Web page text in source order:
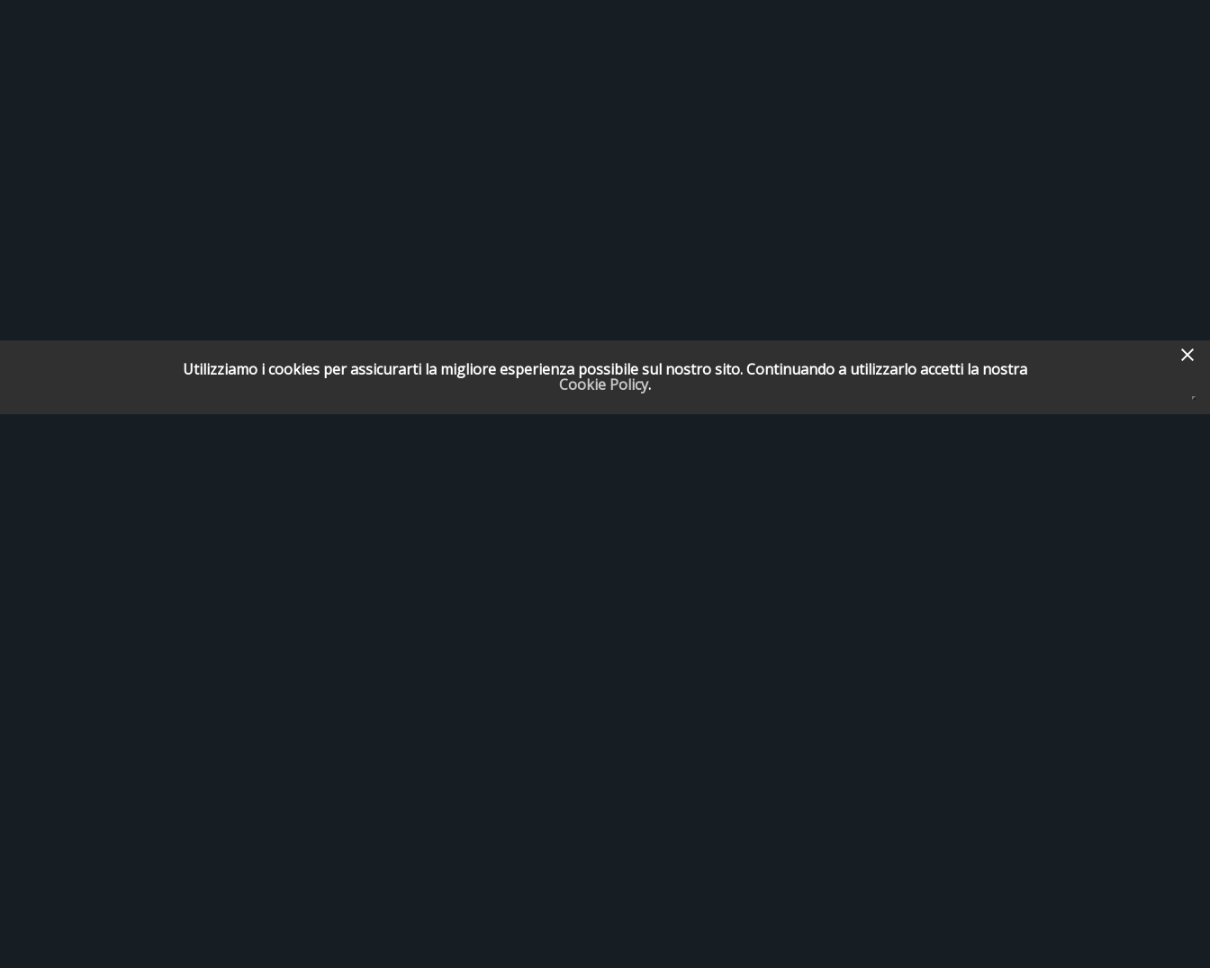
Utilizziamo i cookies per assicurarti la migliore esperienza possibile sul nostro sito. Continuando a utilizzarlo accetti la nostra
Cookie Policy.